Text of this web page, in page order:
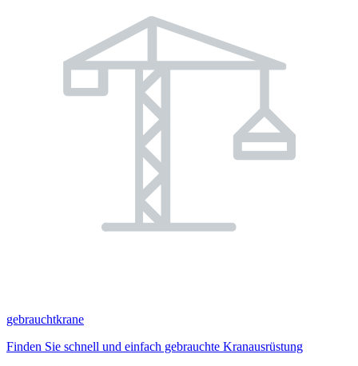
gebrauchtkrane
Finden Sie schnell und einfach gebrauchte Kranausrüstung